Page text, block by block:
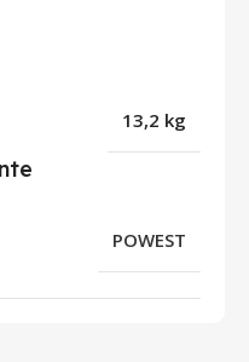
13,2 kg
POWEST